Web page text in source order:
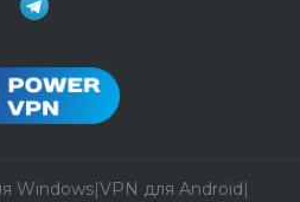
Windows|VPN для Android|